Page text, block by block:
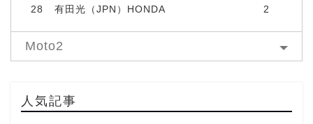
28 有田光（JPN）HONDA 2
Moto2
人気記事